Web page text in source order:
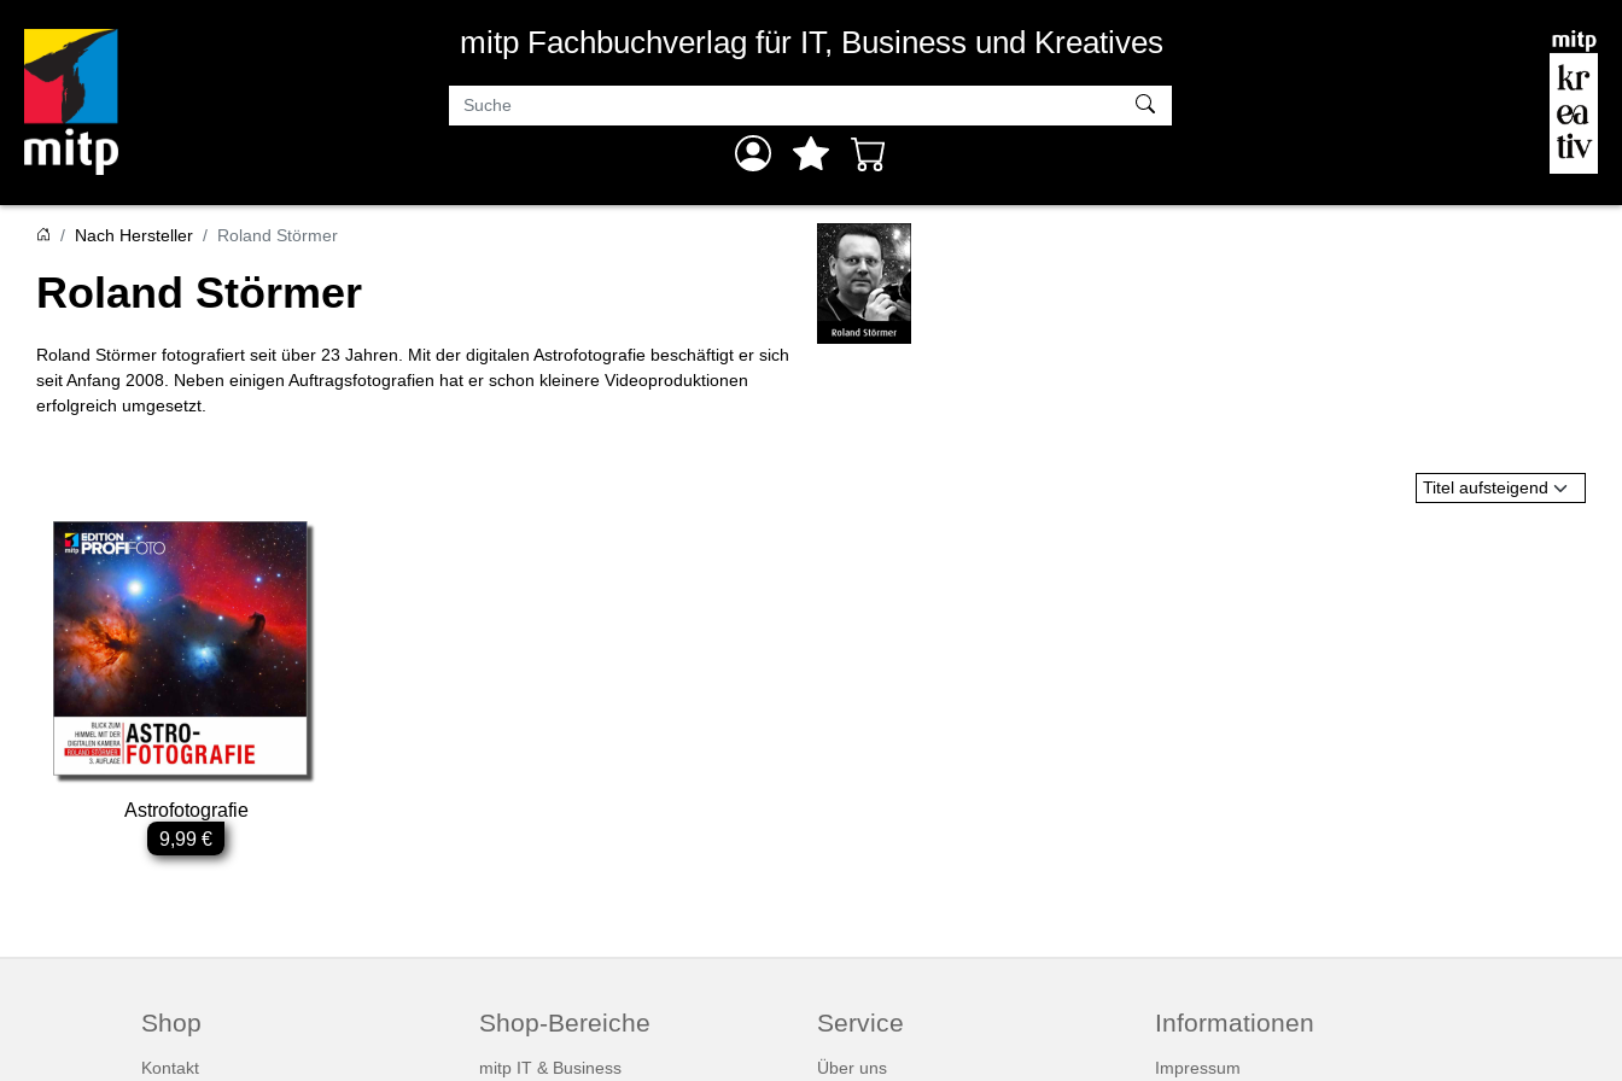
mitp Fachbuchverlag für IT, Business und Kreatives
Suche
Nach Hersteller Roland Störmer
Roland Störmer
Roland Störmer fotografiert seit über 23 Jahren. Mit der digitalen Astrofotografie beschäftigt er sich
seit Anfang 2008. Neben einigen Auftragsfotografien hat er schon kleinere Videoproduktionen
erfolgreich umgesetzt.
Titel aufsteigend
Astrofotografie
9,99 €
Shop
Kontakt
Shop-Bereiche
mitp IT & Business
Service
Über uns
Informationen
Impressum